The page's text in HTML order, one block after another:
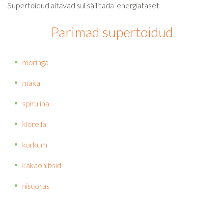
Supertoidud aitavad sul säilitada energiataset.
Parimad supertoidud
moringa
maka
spirulina
klorella
kurkum
kakaonibsid
nisuoras